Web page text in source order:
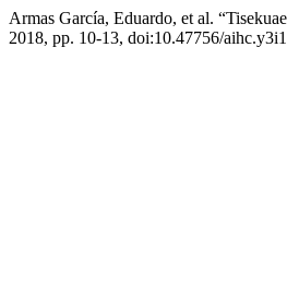
Armas García, Eduardo, et al.
2018, pp. 10-13, doi:10.47756/